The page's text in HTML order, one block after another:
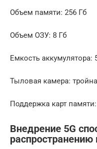
Объем памяти: 256 Гб
Объем ОЗУ: 8 Гб
Емкость аккумулятора:
Тыловая камера:
Поддержка карт
Внедрение 5G
распространению